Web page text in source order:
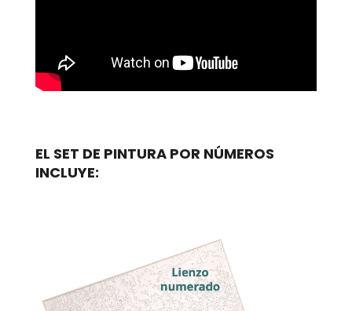
EL SET DE PINTURA POR NÚMEROS
INCLUYE: